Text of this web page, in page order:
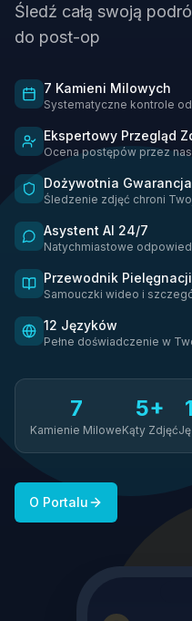
Śledź całą swoją
do post-op
7 Kamieni Milowych
Systematyczne kontrole od
Ekspertowy Przegląd
Ocena postępów przez
Dożywotnia Gwarancja
Śledzenie zdjęć chroni
Asystent AI 24/7
Natychmiastowe
Przewodnik Pielęgnacji
Samouczki wideo i
12 Języków
Pełne doświadczenie w
7
Kamienie Milowe
5+
Kąty Zdjęć
O Portalu